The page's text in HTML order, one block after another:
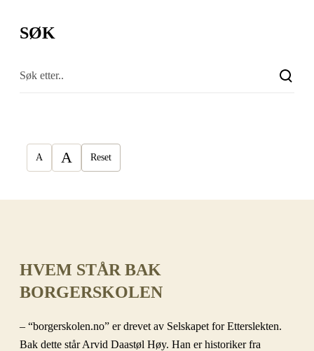
SØK
A A Reset
HVEM STÅR BAK
BORGERSKOLEN
– “borgerskolen.no” er drevet av Selskapet for Etterslekten.
Bak dette står Arvid Daastøl Høy. Han er historiker fra